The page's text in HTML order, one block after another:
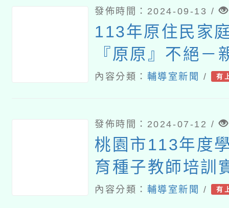
發佈時間：2024-09-13 /
113年原住民家
『原原』不絕－
樂會」
內容分類： 輔導室新聞 / 有
發佈時間：2024-07-12 /
桃園市113年度
育種子教師培訓
內容分類： 輔導室新聞 / 有